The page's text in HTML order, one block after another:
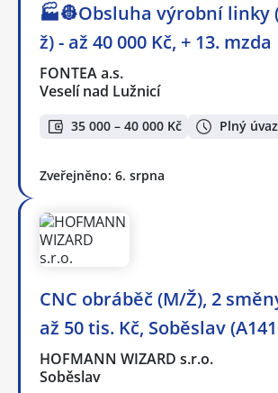
🏭👷Obsluha výrobní linky
ž) - až 40 000 Kč, + 13. mzda
FONTEA a.s.
Veselí nad Lužnicí
35 000 – 40 000 Kč Plný
Zveřejněno: 6. srpna
CNC obráběč (M/Ž), 2
až 50 tis. Kč, Soběslav
HOFMANN WIZARD s.r.o.
Soběslav